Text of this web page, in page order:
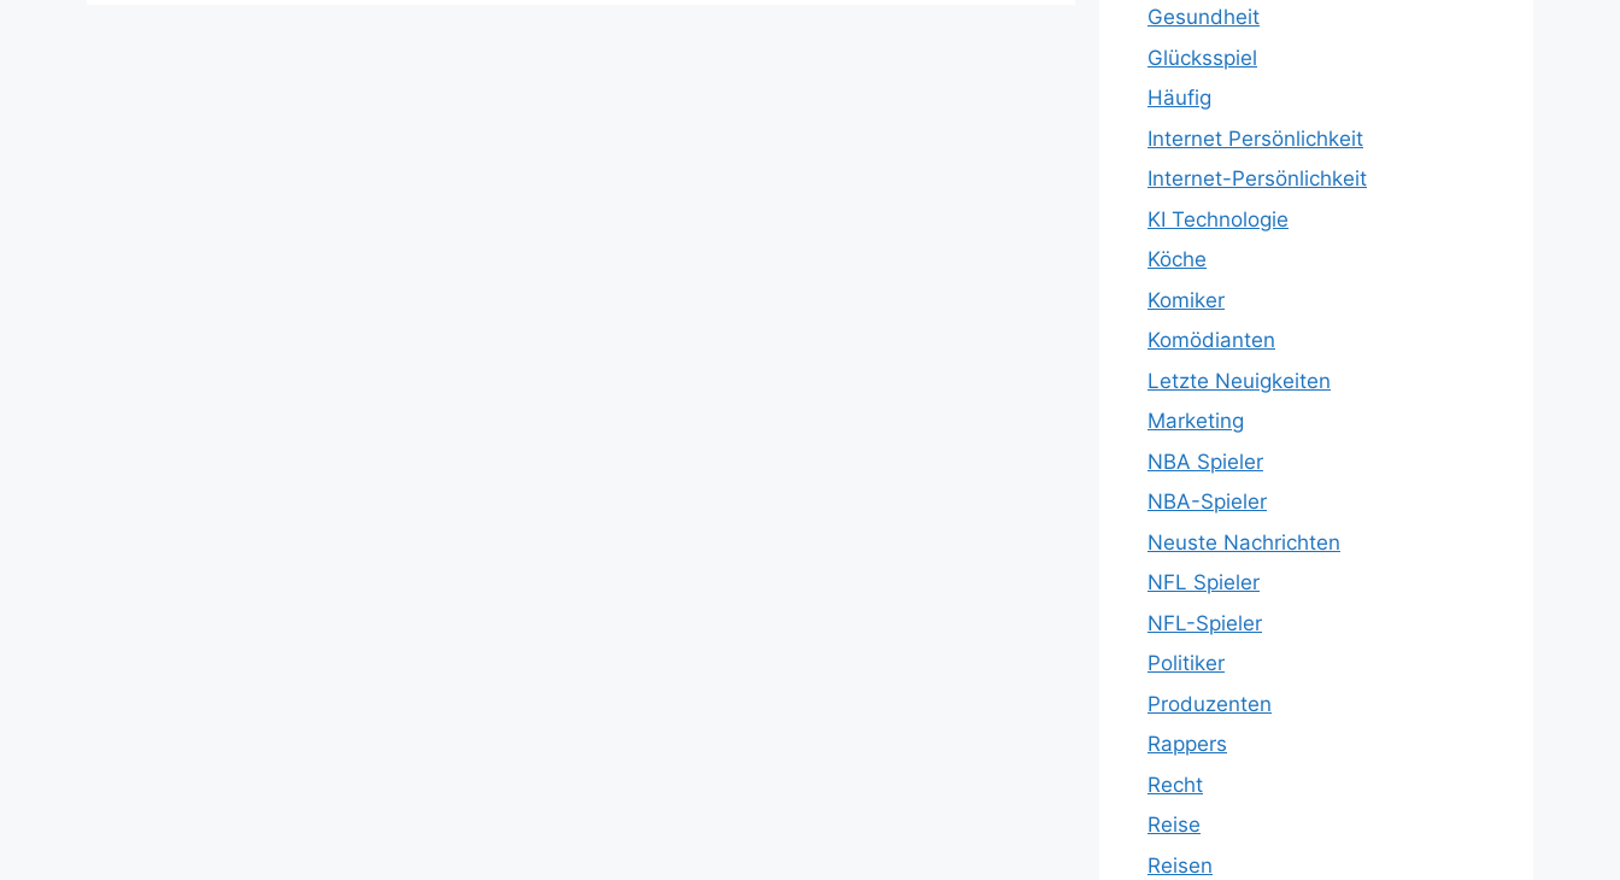
Gesundheit
Glücksspiel
Häufig
Internet Persönlichkeit
Internet-Persönlichkeit
KI Technologie
Köche
Komiker
Komödianten
Letzte Neuigkeiten
Marketing
NBA Spieler
NBA-Spieler
Neuste Nachrichten
NFL Spieler
NFL-Spieler
Politiker
Produzenten
Rappers
Recht
Reise
Reisen